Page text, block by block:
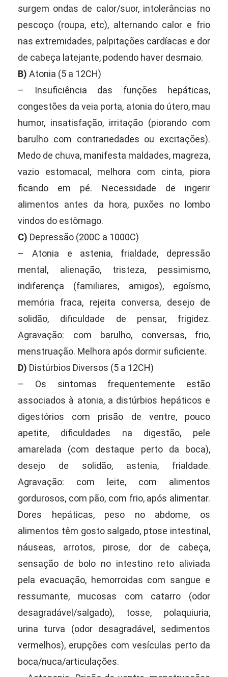
surgem ondas de calor/suor, intolerâncias no
pescoço (roupa, etc), alternando calor e frio
nas extremidades, palpitações cardíacas e dor
de cabeça latejante, podendo haver desmaio.
B) Atonia (5 a 12CH)
– Insuficiência das funções hepáticas,
congestões da veia porta, atonia do útero, mau
humor, insatisfação, irritação (piorando com
barulho com contrariedades ou excitações).
Medo de chuva, manifesta maldades, magreza,
vazio estomacal, melhora com cinta, piora
ficando em pé. Necessidade de ingerir
alimentos antes da hora, puxões no lombo
vindos do estômago.
C) Depressão (200C a 1000C)
– Atonia e astenia, frialdade, depressão
mental, alienação, tristeza, pessimismo,
indiferença (familiares, amigos), egoísmo,
memória fraca, rejeita conversa, desejo de
solidão, dificuldade de pensar, frigidez.
Agravação: com barulho, conversas, frio,
menstruação. Melhora após dormir suficiente.
D) Distúrbios Diversos (5 a 12CH)
– Os sintomas frequentemente estão
associados à atonia, a distúrbios hepáticos e
digestórios com prisão de ventre, pouco
apetite, dificuldades na digestão, pele
amarelada (com destaque perto da boca),
desejo de solidão, astenia, frialdade.
Agravação: com leite, com alimentos
gordurosos, com pão, com frio, após alimentar.
Dores hepáticas, peso no abdome, os
alimentos têm gosto salgado, ptose intestinal,
náuseas, arrotos, pirose, dor de cabeça,
sensação de bolo no intestino reto aliviada
pela evacuação, hemorroidas com sangue e
ressumante, mucosas com catarro (odor
desagradável/salgado), tosse, polaquiuria,
urina turva (odor desagradável, sedimentos
vermelhos), erupções com vesículas perto da
boca/nuca/articulações.